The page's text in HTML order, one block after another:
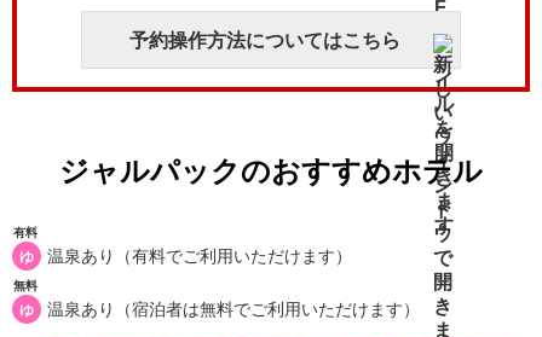
予約操作方法についてはこちら
ジャルパックのおすすめホテル
有料
ゆ 温泉あり（有料でご利用いただけます）
無料
ゆ 温泉あり（宿泊者は無料でご利用いただけます）